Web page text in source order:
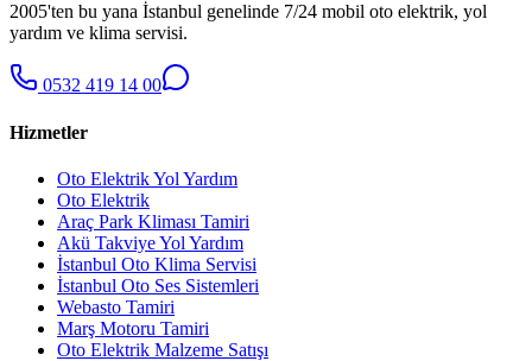
2005'ten bu yana İstanbul genelinde 7/24 mobil oto elektrik, yol
yardım ve klima servisi.
0532 419 14 00
Hizmetler
Oto Elektrik Yol Yardım
Oto Elektrik
Araç Park Kliması Tamiri
Akü Takviye Yol Yardım
İstanbul Oto Klima Servisi
İstanbul Oto Ses Sistemleri
Webasto Tamiri
Marş Motoru Tamiri
Oto Elektrik Malzeme Satışı